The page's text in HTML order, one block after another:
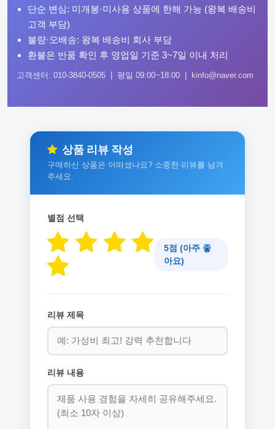
단순 변심: 미개봉·미사용 상품에 한해 가능 (왕복 배송비
고객 부담)
불량·오배송: 왕복 배송비 회사 부담
환불은 반품 확인 후 영업일 기준 3~7일 이내 처리
고객센터: 010-3840-0505 | 평일 09:00~18:00 | kinfo@naver.com
상품 리뷰 작성
구매하신 상품은 어떠셨나요? 소중한 리뷰를 남겨
주세요.
별점 선택
5점 (아주 좋
아요)
리뷰 제목
리뷰 내용